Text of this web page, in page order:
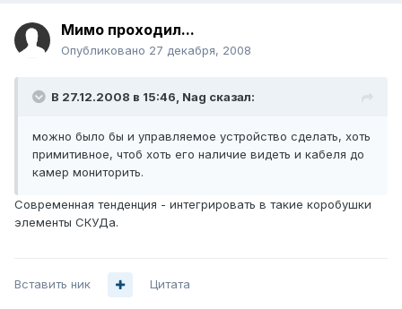
Мимо проходил...
Опубликовано 27 декабря, 2008
В 27.12.2008 в 15:46, Nag сказал:
можно было бы и управляемое устройство сделать, хоть
примитивное, чтоб хоть его наличие видеть и кабеля до
камер мониторить.
Современная тенденция - интегрировать в такие коробушки
элементы СКУДа.
Вставить ник Цитата